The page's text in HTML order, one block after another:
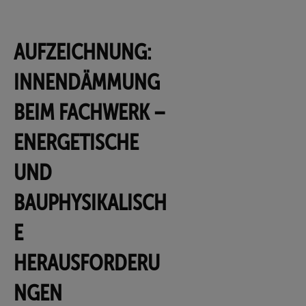
AUFZEICHNUNG:
INNENDÄMMUNG
BEIM FACHWERK –
ENERGETISCHE
UND
BAUPHYSIKALISCH
E
HERAUSFORDERU
NGEN